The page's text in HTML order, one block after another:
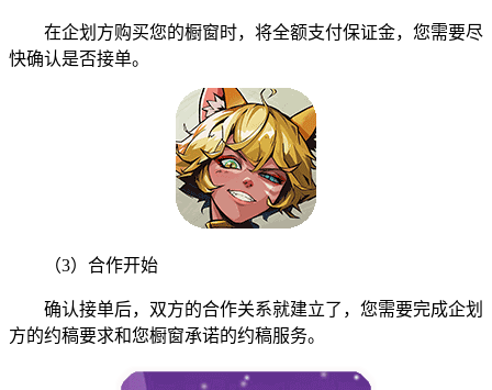
在企划方购买您的橱窗时，将全额支付保证金，您需要尽
快确认是否接单。
（3）合作开始
确认接单后，双方的合作关系就建立了，您需要完成企划
方的约稿要求和您橱窗承诺的约稿服务。